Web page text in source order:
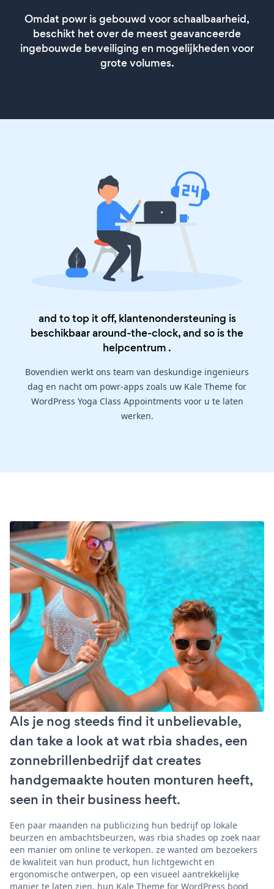
Omdat powr is gebouwd voor schaalbaarheid,
beschikt het over de meest geavanceerde
ingebouwde beveiliging en mogelijkheden voor
grote volumes.
and to top it off, klantenondersteuning is
beschikbaar around-the-clock, and so is the
helpcentrum .
Bovendien werkt ons team van deskundige ingenieurs
dag en nacht om powr-apps zoals uw Kale Theme for
WordPress Yoga Class Appointments voor u te laten
werken.
Als je nog steeds find it unbelievable,
dan take a look at wat rbia shades, een
zonnebrillenbedrijf dat creates
handgemaakte houten monturen heeft,
seen in their business heeft.
Een paar maanden na publicizing hun bedrijf op lokale
beurzen en ambachtsbeurzen, was rbia shades op zoek naar
een manier om online te verkopen. ze wanted om bezoekers
de kwaliteit van hun product, hun lichtgewicht en
ergonomische ontwerpen, op een visueel aantrekkelijke
manier te laten zien. hun Kale Theme for WordPress bood